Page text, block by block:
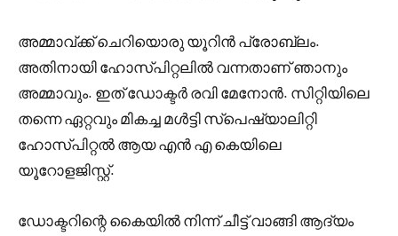
അമ്മാവ്ക്ക് ചെറിയൊരു യൂറിൻ പ്രോബ്ലം.
അതിനായി ഹോസ്പിറ്റലിൽ വന്നതാണ് ഞാനും
അമ്മാവും. ഇത് ഡോക്ടർ രവി മേനോൻ. സിറ്റിയിലെ
തന്നെ ഏറ്റവും മികച്ച മൾട്ടി സ്പെഷ്യാലിറ്റി
ഹോസ്പിറ്റൽ ആയ എൻ എ കെയിലെ
യൂറോളജിസ്റ്റ്.
ഡോക്ടറിന്റെ കൈയിൽ നിന്ന് ചീട്ട് വാങ്ങി ആദ്യം